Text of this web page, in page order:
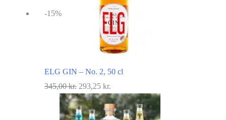
-15%
ELG GIN – No. 2, 50 cl
345,00kr. Den
oprindelige
pris
293,25 kr.
aktuelle
pris